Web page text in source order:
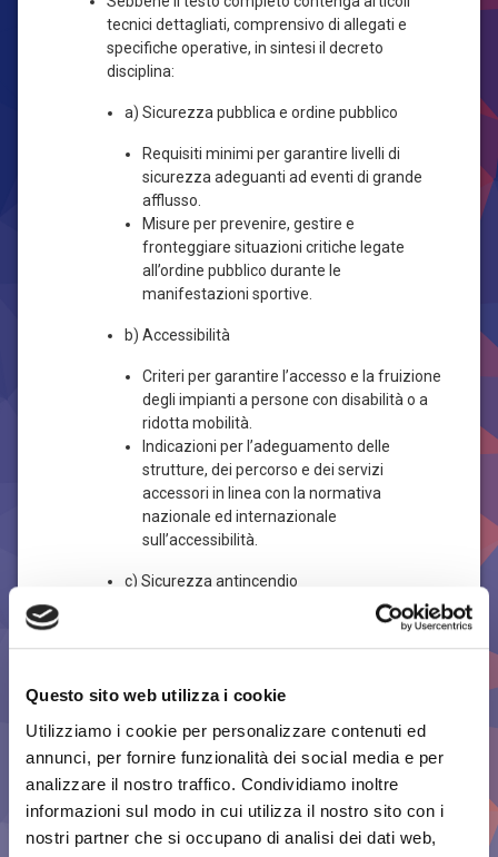
Questo sito web utilizza i cookie
Utilizziamo i cookie per personalizzare contenuti ed
annunci, per fornire funzionalità dei social media e per
analizzare il nostro traffico. Condividiamo inoltre
informazioni sul modo in cui utilizza il nostro sito con i
nostri partner che si occupano di analisi dei dati web,
tecnici dettagliati, comprensivo di allegati e
specifiche operative, in sintesi il decreto
disciplina:
a) Sicurezza pubblica e ordine pubblico
Requisiti minimi per garantire livelli di
sicurezza adeguanti ad eventi di grande
afflusso.
Misure per prevenire, gestire e
fronteggiare situazioni critiche legate
all’ordine pubblico durante le
manifestazioni sportive.
b) Accessibilità
Criteri per garantire l’accesso e la fruizione
degli impianti a persone con disabilità o a
ridotta mobilità.
Indicazioni per l’adeguamento delle
strutture, dei percorso e dei servizi
accessori in linea con la normativa
nazionale ed internazionale
sull’accessibilità.
c) Sicurezza antincendio
Prescrizioni tecniche specifiche per
prevenzione e gestione dei rischi di
affluenza.
di prevenzione incendi, in coerenza con
l’ordinanza di deroga.
d) Esercizio e gestione operativa degli